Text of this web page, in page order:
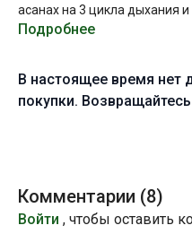
асанах на 3 цикла дыхания
формы в другую.
поэтому вы можете смело
только присоединились к
Уровень подготовки:
Подробнее
В настоящее время нет
покупки.
Комментарии (8)
Войти , чтобы оставить